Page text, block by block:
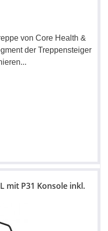
von Core Health &
der Treppensteiger
mit P31 Konsole inkl.